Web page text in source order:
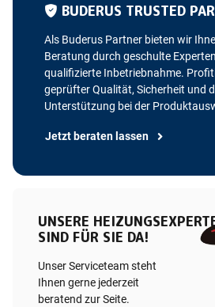
BUDERUS TRUSTED
Als Buderus Partner bieten wir
Beratung durch geschulte
qualifizierte Inbetriebnahme.
geprüfter Qualität, Sicherheit und
Unterstützung bei der
Jetzt beraten lassen
UNSERE
SIND FÜR SIE DA!
Unser Serviceteam steht
Ihnen gerne jederzeit
beratend zur Seite.